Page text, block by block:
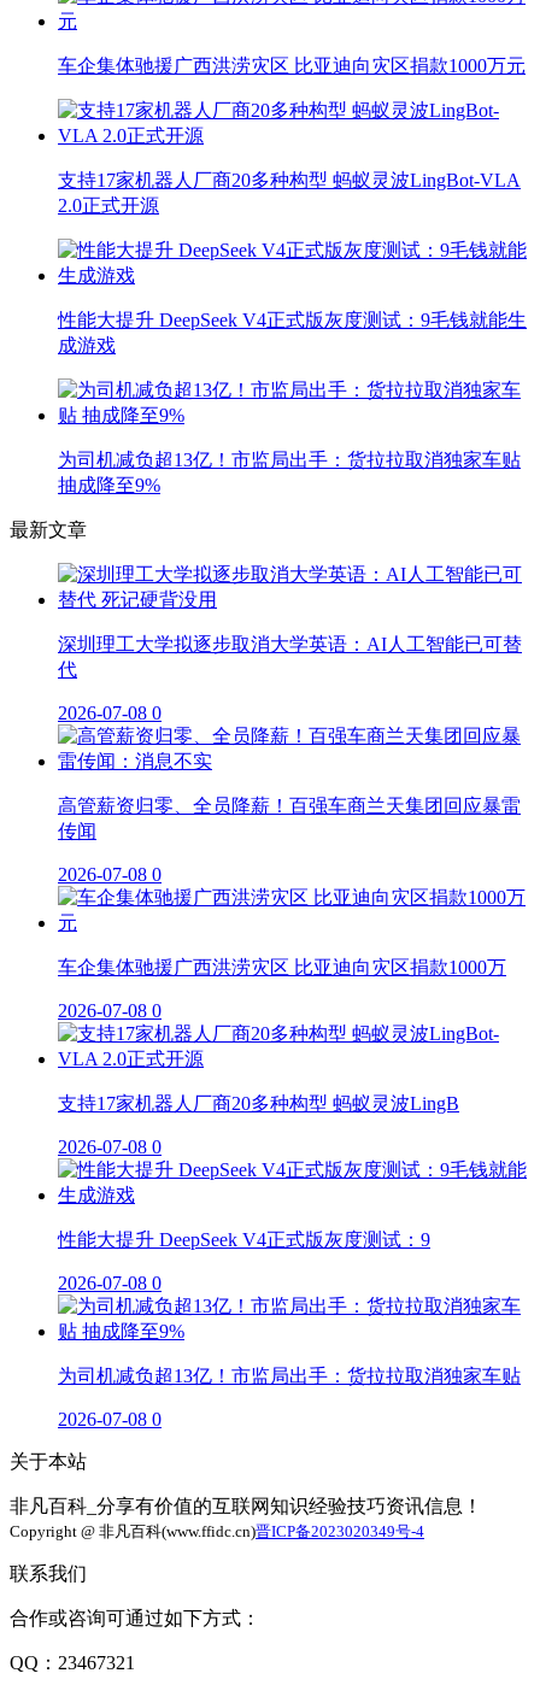
车企集体驰援广西洪涝灾区 比亚迪向灾区捐款1000万元
支持17家机器人厂商20多种构型 蚂蚁灵波LingBot-VLA
2.0正式开源
性能大提升 DeepSeek V4正式版灰度测试：9毛钱就能生
成游戏
为司机减负超13亿！市监局出手：货拉拉取消独家车贴
抽成降至9%
最新文章
深圳理工大学拟逐步取消大学英语：AI人工智能已可替
代
2026-07-08 0
高管薪资归零、全员降薪！百强车商兰天集团回应暴雷
传闻
2026-07-08 0
车企集体驰援广西洪涝灾区 比亚迪向灾区捐款1000万
2026-07-08 0
支持17家机器人厂商20多种构型 蚂蚁灵波LingB
2026-07-08 0
性能大提升 DeepSeek V4正式版灰度测试：9
2026-07-08 0
为司机减负超13亿！市监局出手：货拉拉取消独家车贴
2026-07-08 0
关于本站
非凡百科_分享有价值的互联网知识经验技巧资讯信息！
Copyright @ 非凡百科(www.ffidc.cn)晋ICP备2023020349号-4
联系我们
合作或咨询可通过如下方式：
QQ：23467321